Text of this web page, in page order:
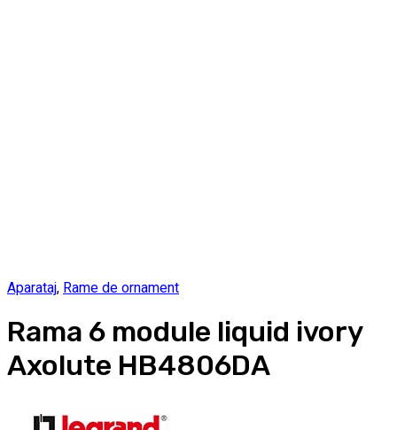
Aparataj, Rame de ornament
Rama 6 module liquid ivory
Axolute HB4806DA